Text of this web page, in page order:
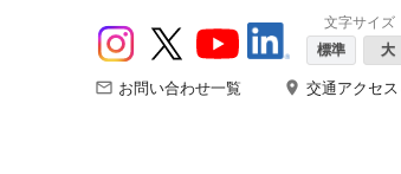
文字サイズ
標準
大
mail_outline お問い合わせ一覧 place 交通アクセ